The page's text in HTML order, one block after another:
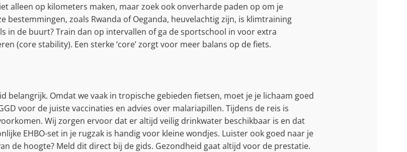
alleen op kilometers maken, maar zoek ook onverharde paden op om je
bestemmingen, zoals Rwanda of Oeganda, heuvelachtig zijn, is klimtraining
in de buurt? Train dan op intervallen of ga de sportschool in voor extra
(core stability). Een sterke ‘core’ zorgt voor meer balans op de fiets.
belangrijk. Omdat we vaak in tropische gebieden fietsen, moet je je lichaam goed
voor de juiste vaccinaties en advies over malariapillen. Tijdens de reis is
Wij zorgen ervoor dat er altijd veilig drinkwater beschikbaar is en dat
EHBO-set in je rugzak is handig voor kleine wondjes. Luister ook goed naar je
de hoogte? Meld dit direct bij de gids. Gezondheid gaat altijd voor de prestatie.